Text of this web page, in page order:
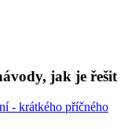
jak je řešit
- krátkého příčného